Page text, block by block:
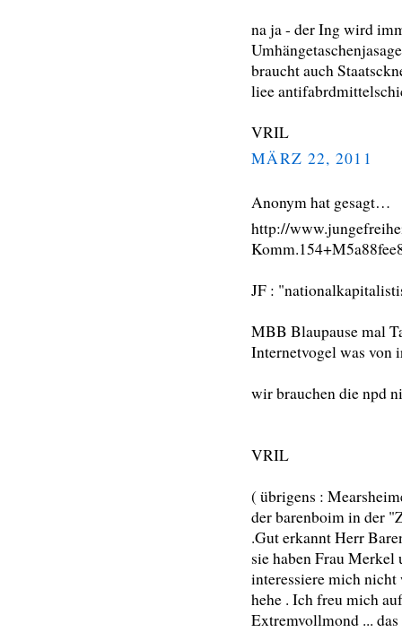
na ja - der Ing wird
braucht auch
liee
VRIL
MÄRZ 22, 2011
Anonym hat gesagt…
http://
JF :
MBB Blaupause mal
Internetvogel was von
wir brauchen die npd
VRIL
( übrigens :
der barenboim in der
.Gut erkannt Herr
sie haben Frau Merkel
interessiere mich
hehe . Ich freu mich
Extremvollmond ...